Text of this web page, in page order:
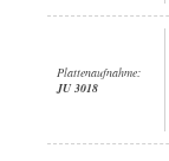
Plattenaufnahme:
JU 3018